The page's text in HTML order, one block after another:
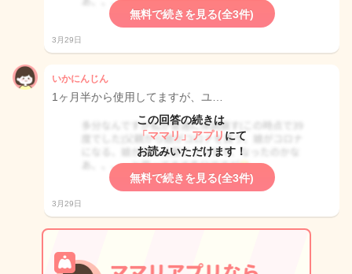
無料で続きを見る(全3件)
3月29日
いかにんじん
1ヶ月半から使用してますが、ユ…
この回答の続きは
「ママリ」アプリ にて
お読みいただけます！
無料で続きを見る(全3件)
3月29日